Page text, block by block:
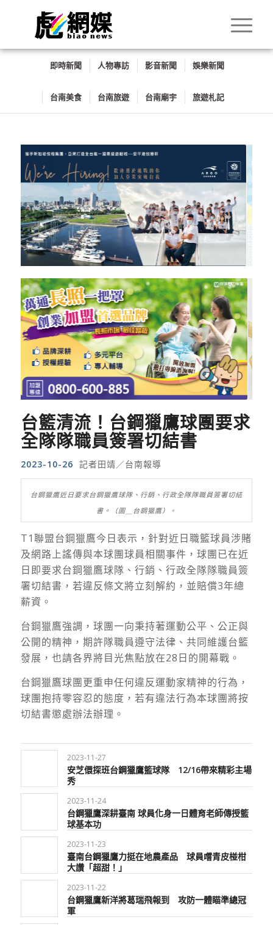
即時新聞 人物專訪 影音新聞 娛樂新聞
台南美食 台南旅遊 台南廟宇 旅遊札記
台籃清流！台鋼獵鷹球團要求
全隊隊職員簽署切結書
2023-10-26 記者田靖／台南報導
台鋼獵鷹近日要求台鋼獵鷹球隊、行銷、行政全隊隊職員簽署切結
書。（圖＿台鋼獵鷹）。
T1聯盟台鋼獵鷹今日表示，針對近日職籃球員涉賭
及網路上謠傳與本球團球員相關事件，球團已在近
日即要求台鋼獵鷹球隊、行銷、行政全隊隊職員簽
署切結書，若違反條文將立刻解約，並賠償3年總
薪資。
台鋼獵鷹強調，球團一向秉持著運動公平、公正與
公開的精神，期許隊職員遵守法律、共同維護台籃
發展，也請各界將目光焦點放在28日的開幕戰。
台鋼獵鷹球團更重申任何違反運動家精神的行為，
球團抱持零容忍的態度，若有違法行為本球團將按
切結書懲處辦法辦理。
2023-11-27
安芝儇探班台鋼獵鷹籃球隊 12/16帶來精彩主場
秀
2023-11-24
台鋼獵鷹深耕臺南 球員化身一日體育老師傳授籃
球基本功
2023-11-23
臺南台鋼獵鷹力挺在地農產品 球員嚐青皮椪柑
大讚「超甜！」
2023-11-22
台鋼獵鷹新洋將葛瑞飛報到 攻防一體瞄準總冠
軍